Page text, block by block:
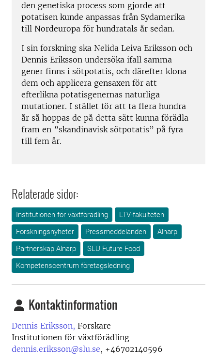
den genetiska process som gjorde att
potatisen kunde anpassas från Sydamerika
till Nordeuropa för hundratals år sedan.
I sin forskning ska Nelida Leiva Eriksson och
Dennis Eriksson undersöka ifall samma
gener finns i sötpotatis, och därefter klona
dem och applicera gensaxen för att
efterlikna potatisgenernas naturliga
mutationer. I stället för att ta flera hundra
år så hoppas de på detta sätt kunna förädla
fram en ”skandinavisk sötpotatis” på fyra
till fem år.
Relaterade sidor:
Institutionen för växtförädling
LTV-fakulteten
Forskningsnyheter
Pressmeddelanden
Alnarp
Partnerskap Alnarp
SLU Future Food
Kompetenscentrum företagsledning
Kontaktinformation
Dennis Eriksson, Forskare
Institutionen för växtförädling
dennis.eriksson@slu.se, +46702140596